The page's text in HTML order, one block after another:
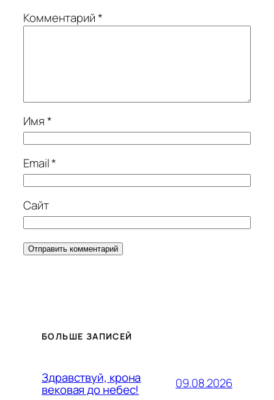
Комментарий*
Имя*
Email*
Сайт
БОЛЬШЕ ЗАПИСЕЙ
Здравствуй, крона
вековая до небес! 09.08.2026